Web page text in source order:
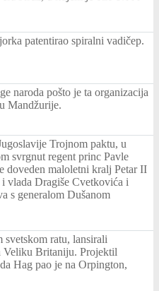
patentirao spiralni vadičep.
naroda pošto je ta organizacija
Mandžurije.
Trojnom paktu, u
svrgnut regent princ Pavle
doveden maloletni kralj Petar II
vlada Dragiše Cvetkovića i
s generalom Dušanom
ratu, lansirali
Veliku Britaniju. Projektil
Hag pao je na Orpington,